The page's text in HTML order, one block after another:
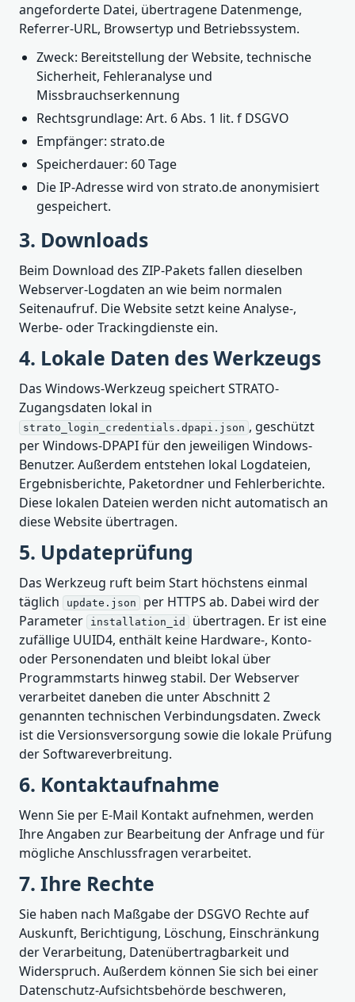
angeforderte Datei, übertragene Datenmenge,
Referrer-URL, Browsertyp und Betriebssystem.
Zweck: Bereitstellung der Website, technische
Sicherheit, Fehleranalyse und
Missbrauchserkennung
Rechtsgrundlage: Art. 6 Abs. 1 lit. f DSGVO
Empfänger: strato.de
Speicherdauer: 60 Tage
Die IP-Adresse wird von strato.de anonymisiert
gespeichert.
3. Downloads
Beim Download des ZIP-Pakets fallen dieselben
Webserver-Logdaten an wie beim normalen
Seitenaufruf. Die Website setzt keine Analyse-,
Werbe- oder Trackingdienste ein.
4. Lokale Daten des Werkzeugs
Das Windows-Werkzeug speichert STRATO-
Zugangsdaten lokal in
strato_login_credentials.dpapi.json , geschützt
per Windows-DPAPI für den jeweiligen Windows-
Benutzer. Außerdem entstehen lokal Logdateien,
Ergebnisberichte, Paketordner und Fehlerberichte.
Diese lokalen Dateien werden nicht automatisch an
diese Website übertragen.
5. Updateprüfung
Das Werkzeug ruft beim Start höchstens einmal
täglich
update.json
per HTTPS ab. Dabei wird der
Parameter
installation_id
übertragen. Er ist eine
zufällige UUID4, enthält keine Hardware-, Konto-
oder Personendaten und bleibt lokal über
Programmstarts hinweg stabil. Der Webserver
verarbeitet daneben die unter Abschnitt 2
genannten technischen Verbindungsdaten. Zweck
ist die Versionsversorgung sowie die lokale Prüfung
der Softwareverbreitung.
6. Kontaktaufnahme
Wenn Sie per E-Mail Kontakt aufnehmen, werden
Ihre Angaben zur Bearbeitung der Anfrage und für
mögliche Anschlussfragen verarbeitet.
7. Ihre Rechte
Sie haben nach Maßgabe der DSGVO Rechte auf
Auskunft, Berichtigung, Löschung, Einschränkung
der Verarbeitung, Datenübertragbarkeit und
Widerspruch. Außerdem können Sie sich bei einer
Datenschutz-Aufsichtsbehörde beschweren,